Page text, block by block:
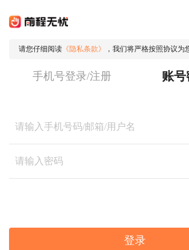
请您仔细阅读 《隐私条款》 ，我们将严格按照协议为
手机号登录/注册 账号
登录